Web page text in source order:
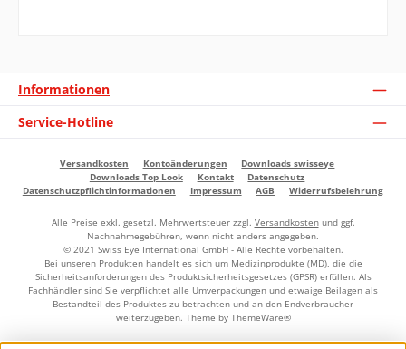
Informationen
Service-Hotline
Versandkosten Kontoänderungen
Downloads swisseye
Downloads Top Look
Kontakt
Datenschutz
Datenschutzpflichtinformationen
Impressum AGB Widerrufsbelehrung
Alle Preise exkl. gesetzl. Mehrwertsteuer zzgl. Versandkostenund ggf.
Nachnahmegebühren, wenn nicht anders angegeben.
© 2021 Swiss Eye International GmbH - Alle Rechte vorbehalten.
Bei unseren Produkten handelt es sich um Medizinprodukte (MD), die die
Sicherheitsanforderungen des Produktsicherheitsgesetzes (GPSR) erfüllen. Als
Fachhändler sind Sie verpflichtet alle Umverpackungen und etwaige Beilagen als
Bestandteil des Produktes zu betrachten und an den Endverbraucher
weiterzugeben. Theme by ThemeWare®